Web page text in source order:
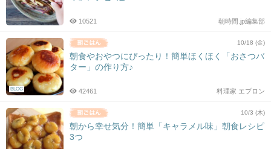
朝時間.jp編集部
10521
BLOG
10/18 (金)
朝食やおやつにぴったり！簡単ほくほく「おさつバ
ター」の作り方♪
料理家 エプロン
42461
10/3 (木)
朝から幸せ気分！簡単「キャラメル味」朝食レシピ
3つ